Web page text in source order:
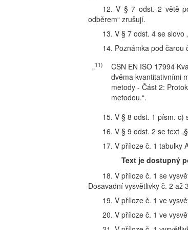
12. V § 7 odst. 2 větě
odběrem“ zrušují.
13. V § 7 odst. 4 se slovo
14. Poznámka pod čarou
„11)
ČSN EN ISO 17994
dvěma kvantitativními
metody - Část 2:
metodou.“.
15. V § 8 odst. 1 písm. c)
16. V § 9 odst. 2 se text
17. V příloze č. 1 tabulky
Text je dostupný
18. V příloze č. 1 se
Dosavadní vysvětlivky č. 2 až
19. V příloze č. 1 ve
20. V příloze č. 1 ve